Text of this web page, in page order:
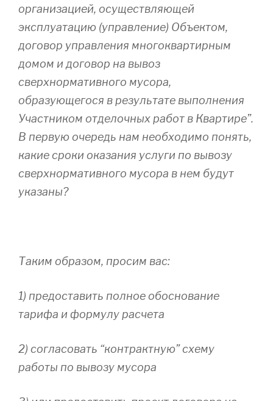
организацией, осуществляющей
эксплуатацию (управление) Объектом,
договор управления многоквартирным
домом и договор на вывоз
сверхнормативного мусора,
образующегося в результате выполнения
Участником отделочных работ в Квартире”.
В первую очередь нам необходимо понять,
какие сроки оказания услуги по вывозу
сверхнормативного мусора в нем будут
указаны?
Таким образом, просим вас:
1) предоставить полное обоснование
тарифа и формулу расчета
2) согласовать “контрактную” схему
работы по вывозу мусора